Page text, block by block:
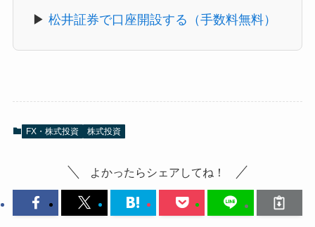
▶ 松井証券で口座開設する（手数料無料）
FX・株式投資 株式投資
よかったらシェアしてね！